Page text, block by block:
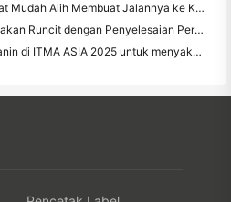
Hanin NEW1: Pencetak Pelekat Mudah Alih Membuat Jalannya ke Kedai LOFT Jepun
Hanin di NRF 2026: Memkuasakan Runcit dengan Penyelesaian Percetakan Pintar Senario Penuh
Jumpa di Singapura: Sertai Hanin di ITMA ASIA 2025 untuk menyaksikan Teknologi Percetakan Digital Terbaru